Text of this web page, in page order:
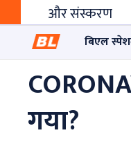
और संस्करण
बिएल
गया?